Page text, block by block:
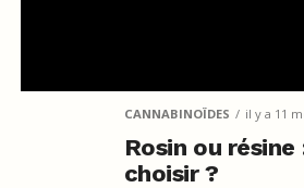
CANNABINOÏDES il y a 11
Rosin ou
choisir ?